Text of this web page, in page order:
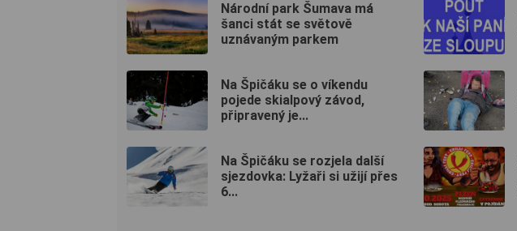
Národní park Šumava má
šanci stát se světově
uznávaným parkem
Na Špičáku se o víkendu
pojede skialpový závod,
připravený je...
Na Špičáku se rozjela další
sjezdovka: Lyžaři si užijí přes
6...